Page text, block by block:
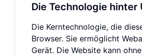
Die Technologie
Die Kerntechnologie, die
Browser. Sie ermöglicht
Gerät. Die Website kann